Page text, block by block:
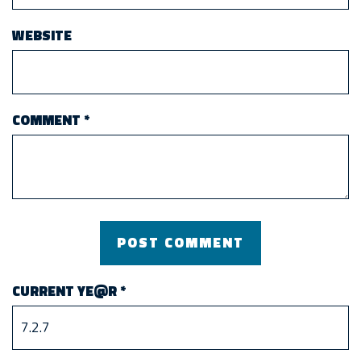
WEBSITE
COMMENT *
CURRENT YE@R*